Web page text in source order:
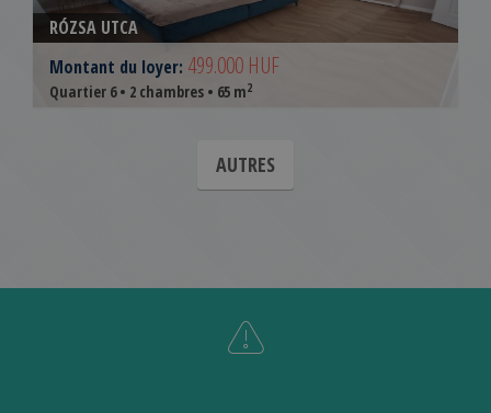
RÓZSA UTCA
Montant du loyer: 499.000 HUF
Quartier 6 • 2 chambres • 65 m2
AUTRES